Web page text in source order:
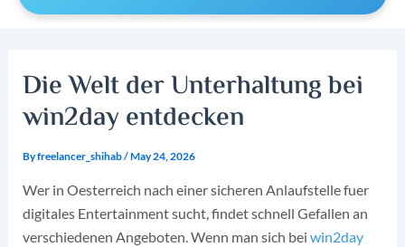
Die Welt der Unterhaltung bei
win2day entdecken
Byfreelancer_shihab/May 24, 2026
Wer in Oesterreich nach einer sicheren Anlaufstelle fuer
digitales Entertainment sucht, findet schnell Gefallen an
verschiedenen Angeboten. Wenn man sich bei win2day